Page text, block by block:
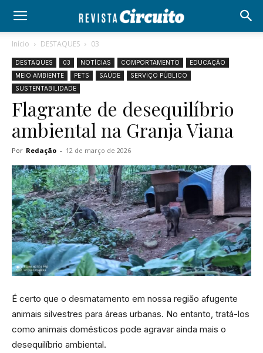
Início DESTAQUES 03
DESTAQUES 03 NOTÍCIAS COMPORTAMENTO
EDUCAÇÃO
MEIO AMBIENTE
PETS SAÚDE
SERVIÇO PÚBLICO
SUSTENTABILIDADE
Flagrante de desequilíbrio
ambiental na Granja Viana
Por Redação - 12 de março de 2026
É certo que o desmatamento em nossa região afugente
animais silvestres para áreas urbanas. No entanto, tratá-los
como animais domésticos pode agravar ainda mais o
desequilíbrio ambiental.